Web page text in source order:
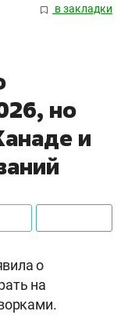
в закладки
но
и
о
на